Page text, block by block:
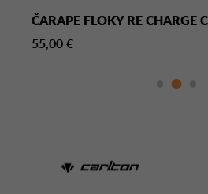
ČARAPE FLOKY RE CHARGE
55,00 €